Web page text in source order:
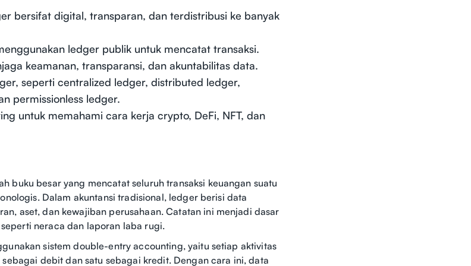
bersifat digital, transparan, dan terdistribusi ke banyak
ledger publik untuk mencatat transaksi.
keamanan, transparansi, dan akuntabilitas data.
seperti centralized ledger, distributed ledger,
permissionless ledger.
untuk memahami cara kerja crypto, DeFi, NFT, dan
buku besar yang mencatat seluruh transaksi keuangan suatu
Dalam akuntansi tradisional, ledger berisi data
aset, dan kewajiban perusahaan. Catatan ini menjadi dasar
neraca dan laporan laba rugi.
sistem double-entry accounting, yaitu setiap aktivitas
debit dan satu sebagai kredit. Dengan cara ini, data